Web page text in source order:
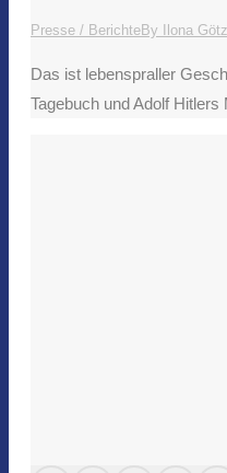
Presse / BerichteBy Ilona Götz
Das ist lebenspraller
Tagebuch und Adolf